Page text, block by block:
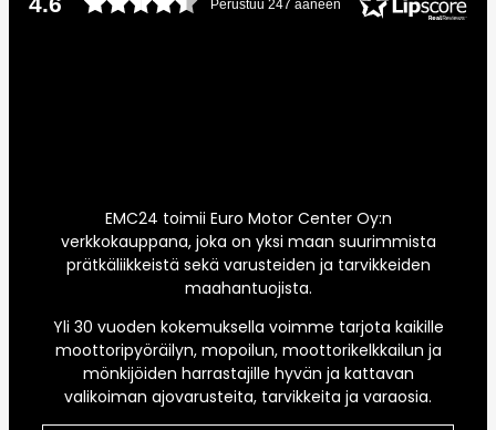
Perustuu 247 ääneen
EMC24 toimii Euro Motor Center Oy:n
verkkokauppana, joka on yksi maan suurimmista
prätkäliikkeistä sekä varusteiden ja tarvikkeiden
maahantuojista.
Yli 30 vuoden kokemuksella voimme tarjota kaikille
moottoripyöräilyn, mopoilun, moottorikelkkailun ja
mönkijöiden harrastajille hyvän ja kattavan
valikoiman ajovarusteita, tarvikkeita ja varaosia.